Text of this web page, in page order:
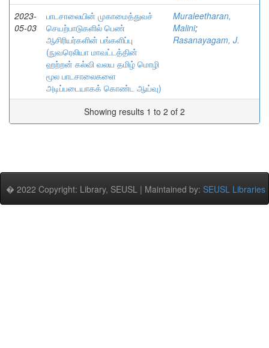
2023-
05-03
பாடசாலையின் முகாமைத்துவச்
செயற்பாடுகளில் பெண்
ஆசிரியர்களின் பங்களிப்பு
(நுவரெலியா மாவட்டத்தின்
ஹற்றன் கல்வி வலய தமிழ் மொழி
மூல பாடசாலைகளை
அடிப்படையாகக் கொண்ட ஆய்வு)
Muraleetharan,
Malini;
Rasanayagam, J.
Showing results 1 to 2 of 2
� 2022 Copyright: Library, SEUSL | Maintained by: SEUSL Libraries